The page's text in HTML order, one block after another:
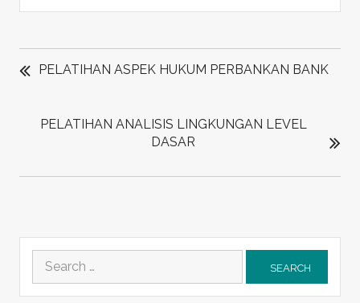
POST
NAVIGATION
PELATIHAN ASPEK HUKUM PERBANKAN BANK
PELATIHAN ANALISIS LINGKUNGAN LEVEL
DASAR
Search
for: